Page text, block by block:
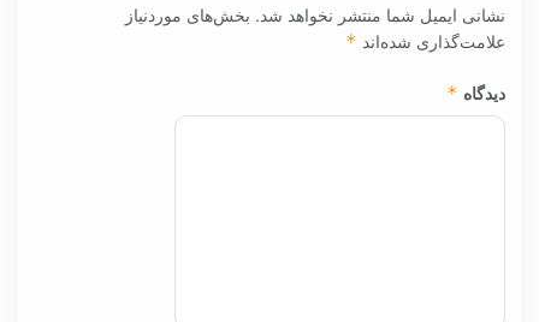
نشانی ایمیل شما منتشر نخواهد شد. بخش‌های موردنیاز
علامت‌گذاری شده‌اند *
دیدگاه *